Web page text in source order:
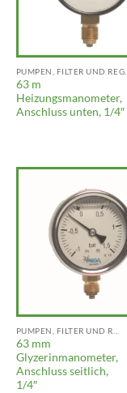
63 m
Heizungsmanometer,
Anschluss unten, 1/4″
63 mm
Glyzerinmanometer,
Anschluss seitlich,
1/4″